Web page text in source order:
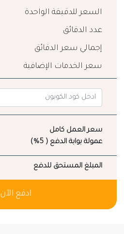
السعر للدقيقة الواحدة
عدد الدقائق
إجمالي سعر الدقائق
سعر الخدمات الإضافية
سعر العمل كامل
عمولة بوابة الدفع ( 5%)
المبلغ المستحق للدفع
ادفع الآن